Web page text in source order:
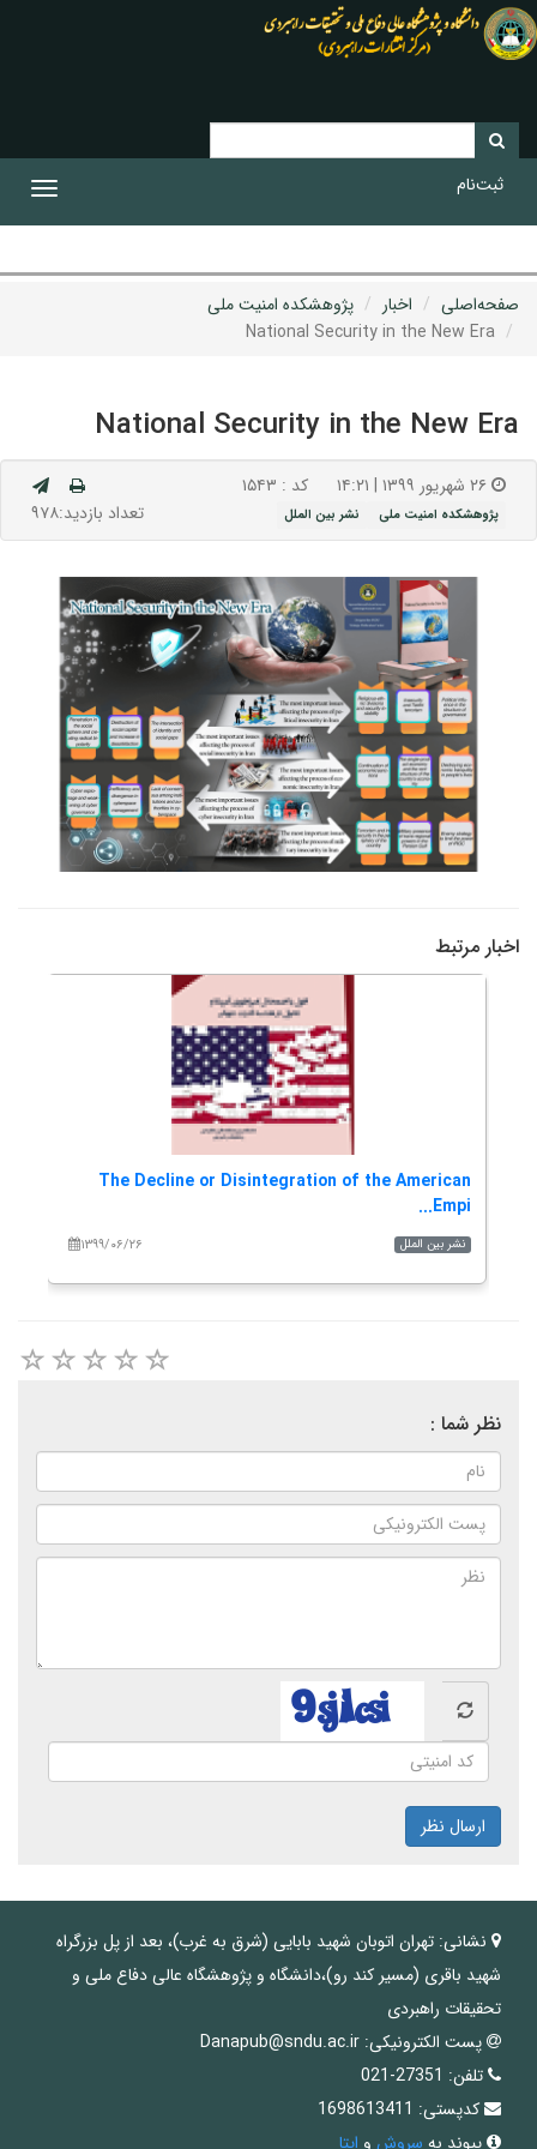
ثبت‌نام
صفحه‌اصلی اخبار
پژوهشکده امنیت ملی
National Security in the New Era
National Security in the New Era
کد : ۱۵۴۳
پژوهشکده امنیت ملی نشر بین الملل تعداد بازدید:۹۷۸
اخبار مرتبط
The Decline or Disintegration of the American
Empi...
۱۳۹۹/۰۶/۲۶ نشر بین الملل
نظر شما :
ارسال نظر
نشانی: تهران اتوبان شهید بابایی (شرق به غرب)، بعد از پل بزرگراه
شهید باقری (مسیر کند رو)،دانشگاه و پژوهشگاه عالی دفاع ملی و
تحقیقات راهبردی
پست الکترونیکی: Danapub@sndu.ac.ir
تلفن: 27351-021
کدپستی: 1698613411
پیوند به سروش و ایتا